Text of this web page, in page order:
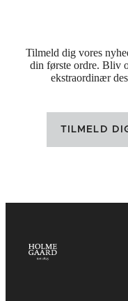
Tilmeld dig vores
din første ordre. Bliv
ekstraordinær
TILMELD